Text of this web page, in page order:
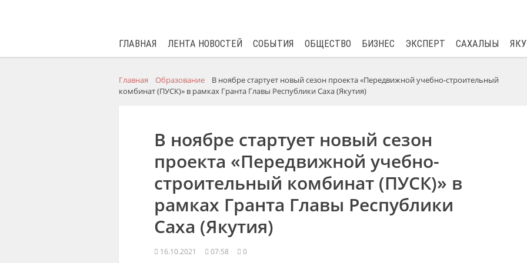
ГЛАВНАЯ ЛЕНТА НОВОСТЕЙ СОБЫТИЯ ОБЩЕСТВО БИЗНЕС ЭКСПЕРТ САХАЛЫЫ
Главная Образование
В ноябре стартует новый сезон проекта «Передвижной учебно-строительный
комбинат (ПУСК)» в рамках Гранта Главы Республики Саха (Якутия)
В ноябре стартует новый сезон
проекта «Передвижной учебно-
строительный комбинат (ПУСК)» в
рамках Гранта Главы Республики
Саха (Якутия)
16.10.2021 07:58 0